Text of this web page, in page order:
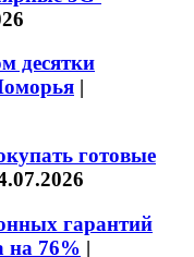
десятки
|
готовые
гарантий
на 76% |